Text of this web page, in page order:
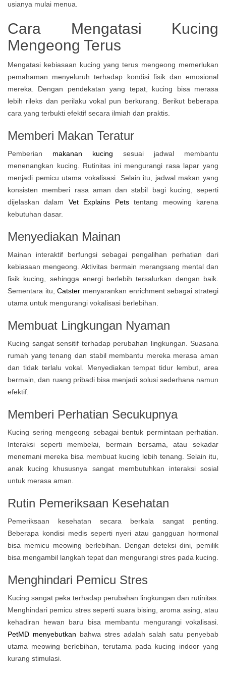
Cara Mengatasi Kucing
Mengeong Terus
Mengatasi kebiasaan kucing yang terus mengeong memerlukan
pemahaman menyeluruh terhadap kondisi fisik dan emosional
mereka. Dengan pendekatan yang tepat, kucing bisa merasa
lebih rileks dan perilaku vokal pun berkurang. Berikut beberapa
cara yang terbukti efektif secara ilmiah dan praktis.
Memberi Makan Teratur
Pemberian makanan kucing sesuai jadwal membantu
menenangkan kucing. Rutinitas ini mengurangi rasa lapar yang
menjadi pemicu utama vokalisasi. Selain itu, jadwal makan yang
konsisten memberi rasa aman dan stabil bagi kucing, seperti
dijelaskan dalam
Vet Explains Petstentang meowing karena
kebutuhan dasar.
Menyediakan Mainan
Mainan interaktif berfungsi sebagai pengalihan perhatian dari
kebiasaan mengeong. Aktivitas bermain merangsang mental dan
fisik kucing, sehingga energi berlebih tersalurkan dengan baik.
Sementara itu, Catster menyarankan enrichment sebagai strategi
utama untuk mengurangi vokalisasi berlebihan.
Membuat Lingkungan Nyaman
Kucing sangat sensitif terhadap perubahan lingkungan. Suasana
rumah yang tenang dan stabil membantu mereka merasa aman
dan tidak terlalu vokal. Menyediakan tempat tidur lembut, area
bermain, dan ruang pribadi bisa menjadi solusi sederhana namun
efektif.
Memberi Perhatian Secukupnya
Kucing sering mengeong sebagai bentuk permintaan perhatian.
Interaksi seperti membelai, bermain bersama, atau sekadar
menemani mereka bisa membuat kucing lebih tenang. Selain itu,
anak kucing khususnya sangat membutuhkan interaksi sosial
untuk merasa aman.
Rutin Pemeriksaan Kesehatan
Pemeriksaan kesehatan secara berkala sangat penting.
Beberapa kondisi medis seperti nyeri atau gangguan hormonal
bisa memicu meowing berlebihan. Dengan deteksi dini, pemilik
bisa mengambil langkah tepat dan mengurangi stres pada kucing.
Menghindari Pemicu Stres
Kucing sangat peka terhadap perubahan lingkungan dan rutinitas.
Menghindari pemicu stres seperti suara bising, aroma asing, atau
kehadiran hewan baru bisa membantu mengurangi vokalisasi.
PetMD menyebutkan bahwa stres adalah salah satu penyebab
utama meowing berlebihan, terutama pada kucing indoor yang
kurang stimulasi.